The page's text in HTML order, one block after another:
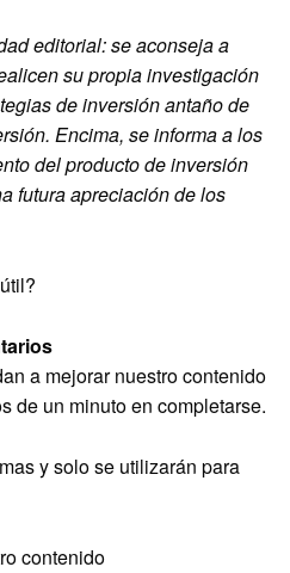
editorial: se aconseja a
su propia investigación
de inversión antaño de
Encima, se informa a los
del producto de inversión
futura apreciación de los
a mejorar nuestro contenido
de un minuto en completarse.
y solo se utilizarán para
contenido